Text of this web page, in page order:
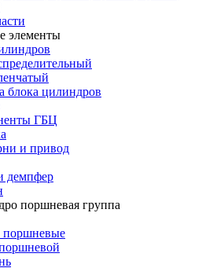
элементы
блока цилиндров
ГБЦ
и привод
демпфер
поршневая группа
поршневые